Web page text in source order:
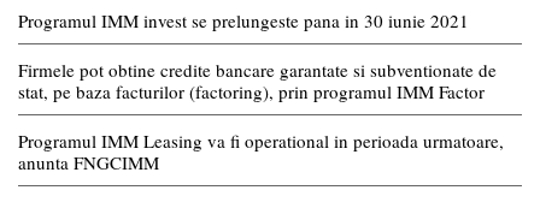
Programul IMM invest se prelungeste pana in 30 iunie 2021
Firmele pot obtine credite bancare garantate si subventionate de
stat, pe baza facturilor (factoring), prin programul IMM Factor
Programul IMM Leasing va fi operational in perioada urmatoare,
anunta FNGCIMM